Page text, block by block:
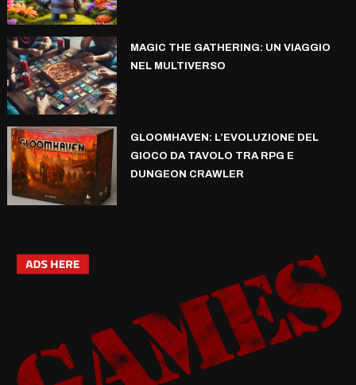
MAGIC THE GATHERING: UN VIAGGIO
NEL MULTIVERSO
GLOOMHAVEN: L’EVOLUZIONE DEL
GIOCO DA TAVOLO TRA RPG E
DUNGEON CRAWLER